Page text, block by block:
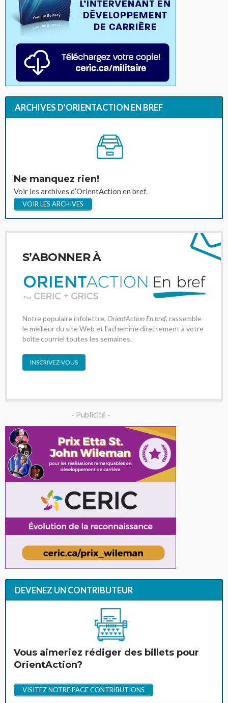
ARCHIVES D’ORIENTACTION EN BREF
Ne manquez rien!
Voir les archives d’OrientAction en bref.
VOIR LES ARCHIVES
S’ABONNER À
Notre populaire infolettre, OrientAction En bref, rassemble
le meilleur du site Web et l'achemine directement à votre
boîte courriel toutes les semaines.
INSCRIVEZ-VOUS
- Publicité -
DEVENEZ UN CONTRIBUTEUR
Vous aimeriez rédiger des billets pour
OrientAction?
VISITEZ NOTRE PAGE CONTRIBUTIONS